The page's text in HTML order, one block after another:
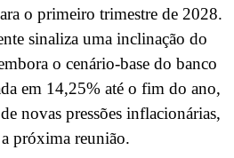
o primeiro trimestre de 2028.
sinaliza uma inclinação do
o cenário-base do banco
em 14,25% até o fim do ano,
novas pressões inflacionárias,
próxima reunião.